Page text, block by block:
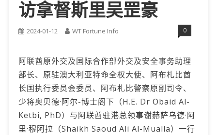
访拿督斯里吴罡豪
2024-01-12 WT Fortune Info 0
阿联酋原外交及国际合作部外交及安全事务助理
部长、原驻澳大利亚特命全权大使、阿布札比酋
长国执行委员会委员、阿布札比警察原副司令、
少将奥贝德·阿尔-博士阁下（H.E. Dr Obaid Al-
Ketbi, PhD）与阿联酋驻港总领事谢赫萨乌德·阿
里·穆阿拉（Shaikh Saoud Ali Al-Mualla）一行